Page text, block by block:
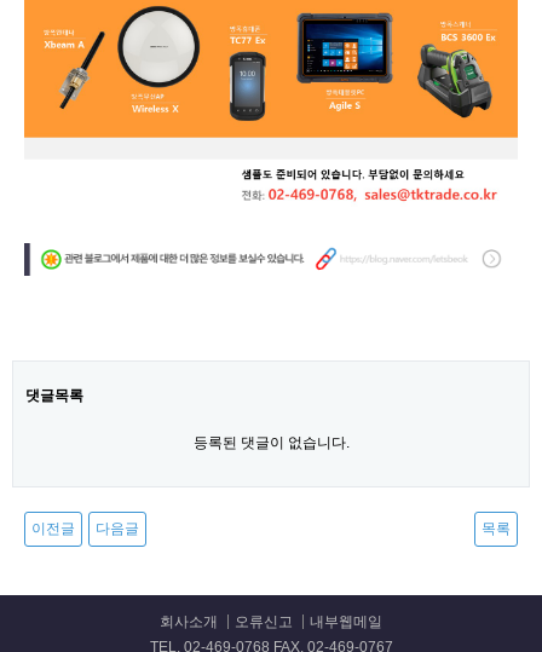
댓글목록
등록된 댓글이 없습니다.
이전글 다음글 목록
회사소개 오류신고
내부웹메일
TEL. 02-469-0768 FAX. 02-469-0767